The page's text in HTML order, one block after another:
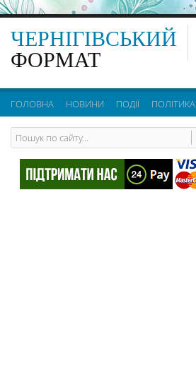
ЧЕРНІГІВСЬКИЙ
ФОРМАТ
ГОЛОВНА НОВИНИ ПОДІЇ ПОЛІТИКА